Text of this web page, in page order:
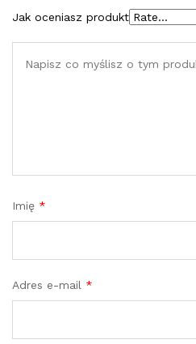
Jak oceniasz produkt
Imię *
Adres e-mail *